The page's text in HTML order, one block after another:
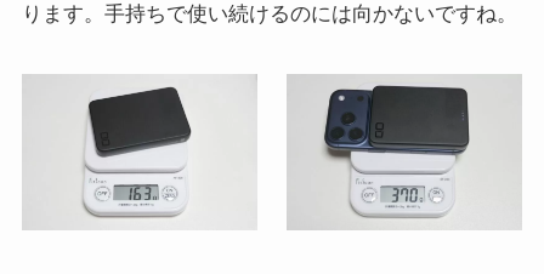
ります。手持ちで使い続けるのには向かないですね。